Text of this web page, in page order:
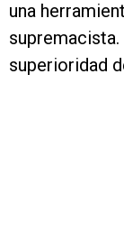
una
superioridad